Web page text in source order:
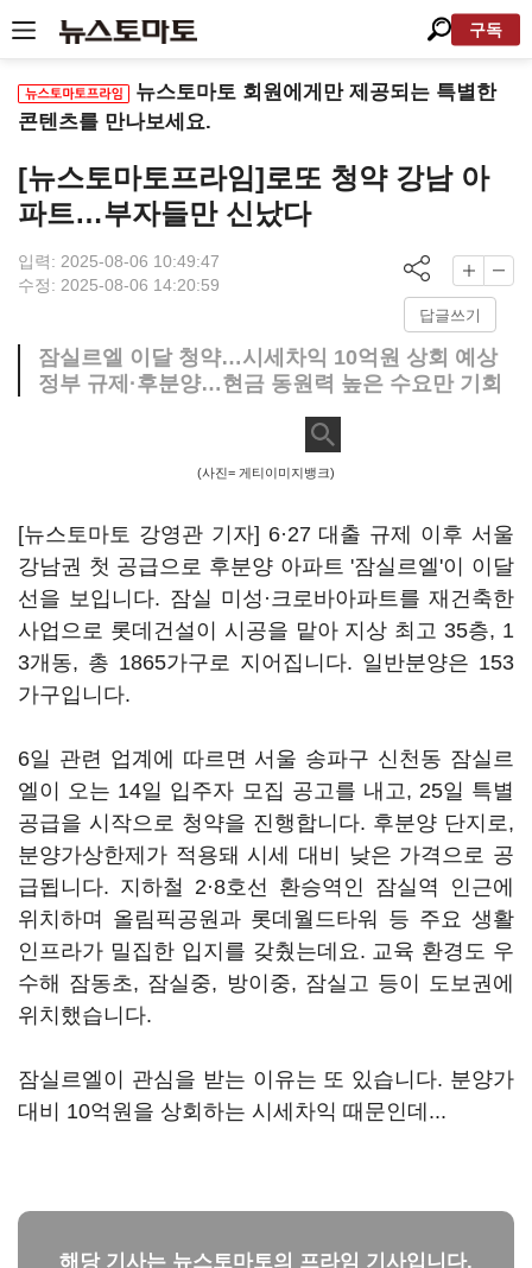
구독
뉴스토마토 회원에게만 제공되는 특별한
콘텐츠를 만나보세요.
[뉴스토마토프라임]로또 청약 강남 아
파트…부자들만 신났다
입력: 2025-08-06 10:49:47
수정: 2025-08-06 14:20:59
답글쓰기
잠실르엘 이달 청약…시세차익 10억원 상회 예상
정부 규제·후분양…현금 동원력 높은 수요만 기회
(사진= 게티이미지뱅크)
[뉴스토마토 강영관 기자] 6·27 대출 규제 이후 서울
강남권 첫 공급으로 후분양 아파트 '잠실르엘'이 이달
선을 보입니다. 잠실 미성·크로바아파트를 재건축한
사업으로 롯데건설이 시공을 맡아 지상 최고 35층, 1
3개동, 총 1865가구로 지어집니다. 일반분양은 153
가구입니다.
6일 관련 업계에 따르면 서울 송파구 신천동 잠실르
엘이 오는 14일 입주자 모집 공고를 내고, 25일 특별
공급을 시작으로 청약을 진행합니다. 후분양 단지로,
분양가상한제가 적용돼 시세 대비 낮은 가격으로 공
급됩니다. 지하철 2·8호선 환승역인 잠실역 인근에
위치하며 올림픽공원과 롯데월드타워 등 주요 생활
인프라가 밀집한 입지를 갖췄는데요. 교육 환경도 우
수해 잠동초, 잠실중, 방이중, 잠실고 등이 도보권에
위치했습니다.
잠실르엘이 관심을 받는 이유는 또 있습니다. 분양가
대비 10억원을 상회하는 시세차익 때문인데...
해당 기사는 뉴스토마토의 프라임 기사입니다.